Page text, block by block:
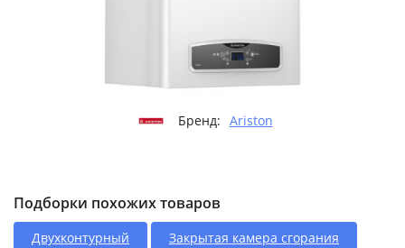
Бренд: Ariston
Подборки похожих товаров
Двухконтурный
Закрытая камера сгорания